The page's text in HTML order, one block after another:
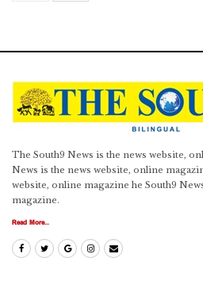
The South9 News is the news website,
News is the news website, online
website, online magazine he South9
magazine.
Read More...